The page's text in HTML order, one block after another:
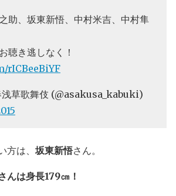
助、坂東新悟、中村米吉、中村隼
聴き逃しなく！
rICBeeBiYF
草歌舞伎 (@asakusa_kabuki)
方は、 坂東新悟さん。
んは身長179㎝！